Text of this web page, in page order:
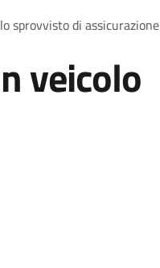
sprovvisto di assicurazione
veicolo